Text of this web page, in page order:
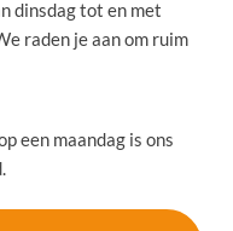
dinsdag tot en met
raden je aan om ruim
een maandag is ons